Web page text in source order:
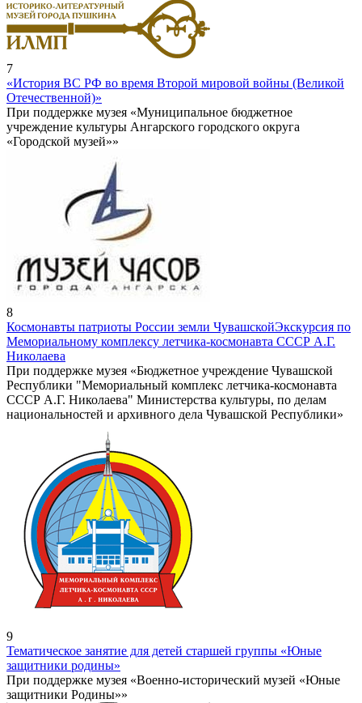
7
«История ВС РФ во время Второй мировой войны (Великой
Отечественной)»
При поддержке музея «Муниципальное бюджетное
учреждение культуры Ангарского городского округа
«Городской музей»»
8
Космонавты патриоты России земли ЧувашскойЭкскурсия по
Мемориальному комплексу летчика-космонавта СССР А.Г.
Николаева
При поддержке музея «Бюджетное учреждение Чувашской
Республики "Мемориальный комплекс летчика-космонавта
СССР А.Г. Николаева" Министерства культуры, по делам
национальностей и архивного дела Чувашской Республики»
9
Тематическое занятие для детей старшей группы «Юные
защитники родины»
При поддержке музея «Военно-исторический музей «Юные
защитники Родины»»